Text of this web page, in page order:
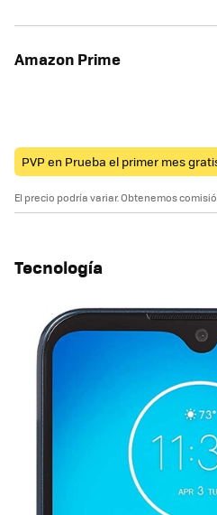
Amazon Prime
PVP en Prueba el primer mes
El precio podría variar. Obtenemos
Tecnología